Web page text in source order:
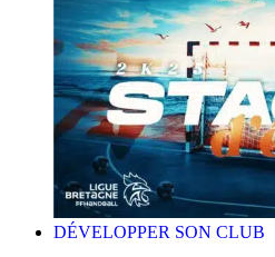
DÉVELOPPER SON CLUB